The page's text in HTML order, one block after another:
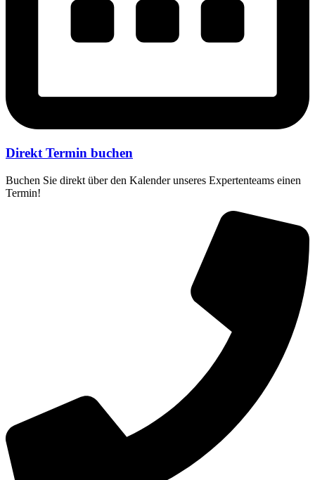
Direkt Termin buchen
Buchen Sie direkt über den Kalender unseres Expertenteams einen
Termin!